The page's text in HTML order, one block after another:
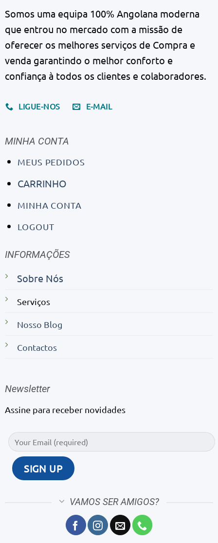
Somos uma equipa 100% Angolana moderna
que entrou no mercado com a missão de
oferecer os melhores serviços de Compra e
venda garantindo o melhor conforto e
confiança à todos os clientes e colaboradores.
LIGUE-NOS E-MAIL
MINHA CONTA
MEUS PEDIDOS
CARRINHO
MINHA CONTA
LOGOUT
INFORMAÇÕES
Sobre Nós
Serviços
Nosso Blog
Contactos
Newsletter
Assine para receber novidades
VAMOS SER AMIGOS?